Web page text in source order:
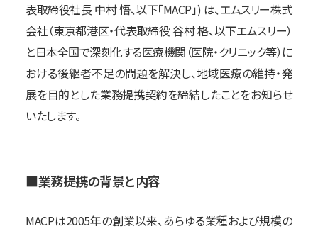
表取締役社長 中村 悟、以下「MACP」) は、エムスリー株式
会社（東京都港区・代表取締役 谷村 格、以下エムスリー）
と日本全国で深刻化する医療機関（医院・クリニック等）に
おける後継者不足の問題を解決し、地域医療の維持・発
展を目的とした業務提携契約を締結したことをお知らせ
いたします。
■業務提携の背景と内容
MACPは2005年の創業以来、あらゆる業種および規模の